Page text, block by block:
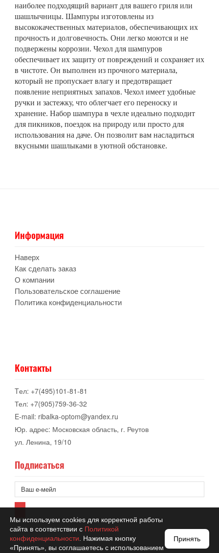
наиболее подходящий вариант для вашего гриля или
шашлычницы. Шампуры изготовлены из
высококачественных материалов, обеспечивающих их
прочность и долговечность. Они легко моются и не
подвержены коррозии. Чехол для шампуров
обеспечивает их защиту от повреждений и сохраняет их
в чистоте. Он выполнен из прочного материала,
который не пропускает влагу и предотвращает
появление неприятных запахов. Чехол имеет удобные
ручки и застежку, что облегчает его переноску и
хранение. Набор шампура в чехле идеально подходит
для пикников, поездок на природу или просто для
использования на даче. Он позволит вам насладиться
вкусными шашлыками в уютной обстановке.
Информация
Наверх
Как сделать заказ
О компании
Пользовательское соглашение
Политика конфиденциальности
Контакты
Tел: +7(495)101-81-81
Тел: +7(905)759-36-32
E-mail: ribalka-optom@yandex.ru
Юр. адрес: Московская область, г. Реутов
ул. Ленина, 19/10
Подписаться
Мы используем cookies для корректной работы
сайта в соответствии с Политикой
конфиденциальности . Нажимая кнопку
«Принять», вы соглашаетесь с использованием
Принять